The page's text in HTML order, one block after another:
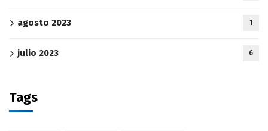
agosto 2023 1
julio 2023 6
Tags